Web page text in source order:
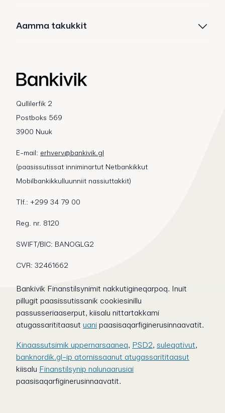
Aamma takukkit
Qullilerfik 2
Postboks 569
3900 Nuuk
E-mail: erhverv@bankivik.gl
(paasissutissat inniminartut Netbankikkut
Mobilbankikkulluunniit nassiuttakkit)
Tlf.: +299 34 79 00
Reg. nr. 8120
SWIFT/BIC: BANOGLG2
CVR: 32461662
Bankivik Finanstilsynimit nakkutigineqarpoq. Inuit
pillugit paasissutissanik cookiesinillu
passusseriaaserput, kiisalu nittartakkami
atugassarititaasut uani paasisaqarfiginerusinnaavatit.
Kinaassutsimik uppernarsaaneq, PSD2, suleqativut,
banknordik.gl-ip atornissaanut atugassarititaasut
kiisalu Finanstilsynip nalunaarusiai
paasisaqarfiginerusinnaavatit.